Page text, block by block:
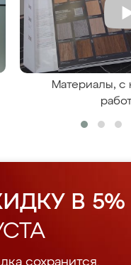
Материалы, с
В 5%
сохранится.